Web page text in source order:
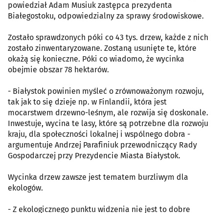
powiedział Adam Musiuk zastępca prezydenta
Białegostoku, odpowiedzialny za sprawy środowiskowe.
Zostało sprawdzonych póki co 43 tys. drzew, każde z nich
zostało zinwentaryzowane. Zostaną usunięte te, które
okażą się konieczne. Póki co wiadomo, że wycinka
obejmie obszar 78 hektarów.
- Białystok powinien myśleć o zrównoważonym rozwoju,
tak jak to się dzieje np. w Finlandii, która jest
mocarstwem drzewno-leśnym, ale rozwija się doskonale.
Inwestuje, wycina te lasy, które są potrzebne dla rozwoju
kraju, dla społeczności lokalnej i wspólnego dobra -
argumentuje Andrzej Parafiniuk przewodniczący Rady
Gospodarczej przy Prezydencie Miasta Białystok.
Wycinka drzew zawsze jest tematem burzliwym dla
ekologów.
- Z ekologicznego punktu widzenia nie jest to dobre